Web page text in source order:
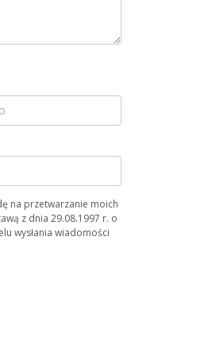
na przetwarzanie moich
z dnia 29.08.1997 r. o
wysłania wiadomości